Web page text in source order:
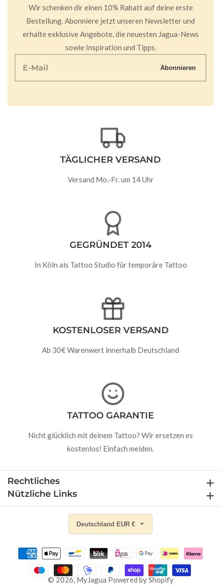
Wir schenken dir einen 10% Rabatt auf deine erste
Bestellung. Abonniere jetzt unseren Newsletter und
erhalte exklusive Angebote, die neuesten Jagua-News
sowie Inspiration und Tipps.
E-
Abonnieren
TÄGLICHER VERSAND
Versand Mo.-Fr. um 14 Uhr
GEGRÜNDET 2014
In Köln als Tattoo Studio für temporäre Tattoo
KOSTENLOSER VERSAND
Ab 30€ Warenwert innerhalb Deutschland
TATTOO GARANTIE
Nicht glücklich mit deinem Tattoo? Wir ersetzen es
kostenlos! Einfach melden.
Rechtliches
Nützliche Links
© 2026, MyJagua Powered by Shopify
Deutschland EUR €